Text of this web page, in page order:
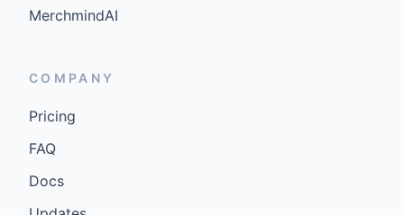
MerchmindAI
COMPANY
Pricing
FAQ
Docs